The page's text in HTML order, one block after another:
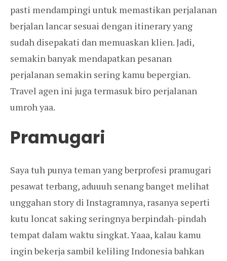
pasti mendampingi untuk memastikan perjalanan
berjalan lancar sesuai dengan itinerary yang
sudah disepakati dan memuaskan klien. Jadi,
semakin banyak mendapatkan pesanan
perjalanan semakin sering kamu bepergian.
Travel agen ini juga termasuk biro perjalanan
umroh yaa.
Pramugari
Saya tuh punya teman yang berprofesi pramugari
pesawat terbang, aduuuh senang banget melihat
unggahan story di Instagramnya, rasanya seperti
kutu loncat saking seringnya berpindah-pindah
tempat dalam waktu singkat. Yaaa, kalau kamu
ingin bekerja sambil keliling Indonesia bahkan